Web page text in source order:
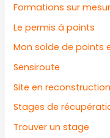
Formations sur
Le permis à points
Mon solde de points
Sensiroute
Site en reconstruction
Stages de
Trouver un stage